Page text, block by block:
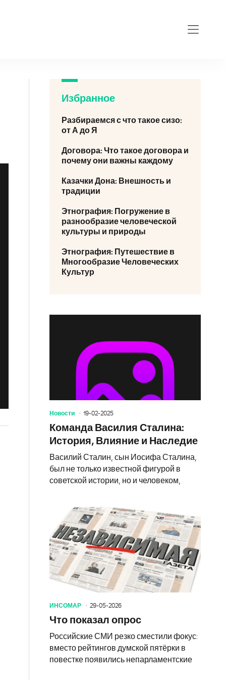
Избранное
Разбираемся с что такое сизо:
от А до Я
Договора: Что такое договора и
почему они важны каждому
Казачки Дона: Внешность и
традиции
Этнография: Погружение в
разнообразие человеческой
культуры и природы
Этнография: Путешествие в
Многообразие Человеческих
Культур
Новости 19-02-2025
Команда Василия Сталина:
История, Влияние и Наследие
Василий Сталин, сын Иосифа Сталина,
был не только известной фигурой в
советской истории, но и человеком,
ИНСОМАР 29-05-2026
Что показал опрос
Российские СМИ резко сместили фокус:
вместо рейтингов думской пятёрки в
повестке появились непарламентские